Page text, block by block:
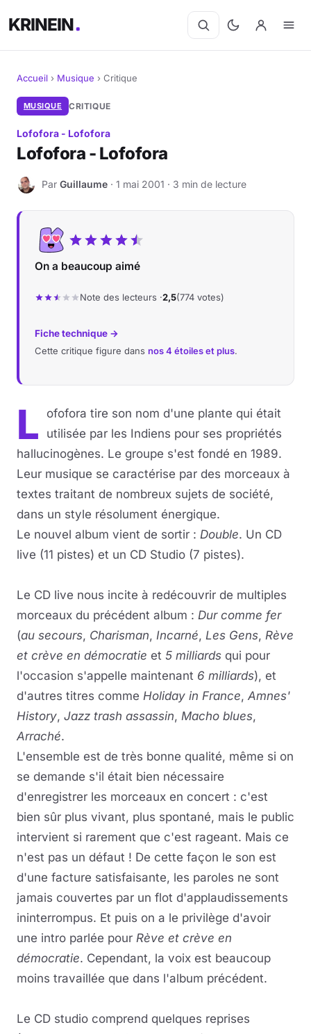
KRINEIN
Cinéma
Séries
Livres
Jeux vidéo
Musique
Sortir
Sciences & Tech
Forum
Accueil › Musique › Critique
MUSIQUE CRITIQUE
Lofofora - Lofofora
Lofofora - Lofofora
G Par Guillaume · 1 mai 2001 · 3 min de lecture
On a beaucoup aimé
Note des lecteurs ·2,5(774 votes)
Fiche technique →
Cette critique figure dans nos 4 étoiles et plus.
L
ofofora tire son nom d'une plante qui était
utilisée par les Indiens pour ses propriétés
hallucinogènes. Le groupe s'est fondé en 1989.
Leur musique se caractérise par des morceaux à
textes traitant de nombreux sujets de société,
dans un style résolument énergique.
Le nouvel album vient de sortir : Double. Un CD
live (11 pistes) et un CD Studio (7 pistes).
Le CD live nous incite à redécouvrir de multiples
morceaux du précédent album : Dur comme fer
(au secours, Charisman, Incarné, Les Gens, Rève
et crève en démocratie et 5 milliards qui pour
l'occasion s'appelle maintenant 6 milliards), et
d'autres titres comme Holiday in France, Amnes'
History, Jazz trash assassin, Macho blues,
Arraché.
L'ensemble est de très bonne qualité, même si on
se demande s'il était bien nécessaire
d'enregistrer les morceaux en concert : c'est
bien sûr plus vivant, plus spontané, mais le public
intervient si rarement que c'est rageant. Mais ce
n'est pas un défaut ! De cette façon le son est
d'une facture satisfaisante, les paroles ne sont
jamais couvertes par un flot d'applaudissements
ininterrompus. Et puis on a le privilège d'avoir
une intro parlée pour Rève et crève en
démocratie. Cependant, la voix est beaucoup
moins travaillée que dans l'album précédent.
Le CD studio comprend quelques reprises